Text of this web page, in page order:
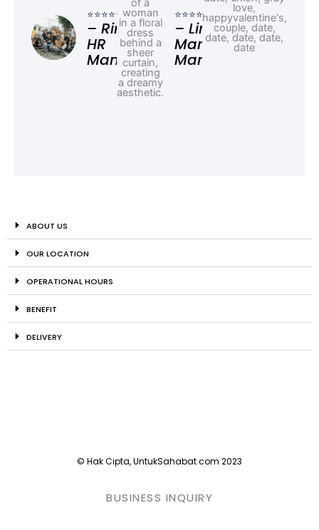
⭐⭐⭐⭐⭐
– Rina,
HR
Manager
⭐⭐⭐⭐⭐
– Linda,
Marketing
Manager
ABOUT US
OUR LOCATION
OPERATIONAL HOURS
BENEFIT
DELIVERY
© Hak Cipta, UntukSahabat.com 2023
BUSINESS INQUIRY